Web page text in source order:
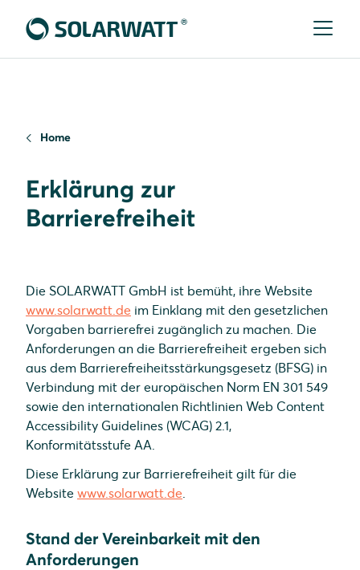
Home
Erklärung zur
Barrierefreiheit
Die SOLARWATT GmbH ist bemüht, ihre Website
www.solarwatt.de im Einklang mit den gesetzlichen
Vorgaben barrierefrei zugänglich zu machen. Die
Anforderungen an die Barrierefreiheit ergeben sich
aus dem Barrierefreiheitsstärkungsgesetz (BFSG) in
Verbindung mit der europäischen Norm EN 301 549
sowie den internationalen Richtlinien Web Content
Accessibility Guidelines (WCAG) 2.1,
Konformitätsstufe AA.
Diese Erklärung zur Barrierefreiheit gilt für die
Website www.solarwatt.de.
Stand der Vereinbarkeit mit den
Anforderungen